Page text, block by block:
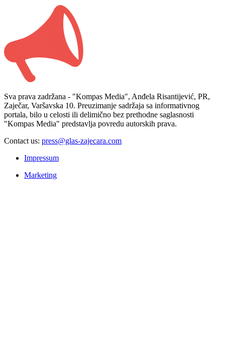
Sva prava zadržana - "Kompas Media", Anđela Risantijević, PR,
Zaječar, Varšavska 10. Preuzimanje sadržaja sa informativnog
portala, bilo u celosti ili delimično bez prethodne saglasnosti
"Kompas Media" predstavlja povredu autorskih prava.
Contact us: press@glas-zajecara.com
Impressum
Marketing